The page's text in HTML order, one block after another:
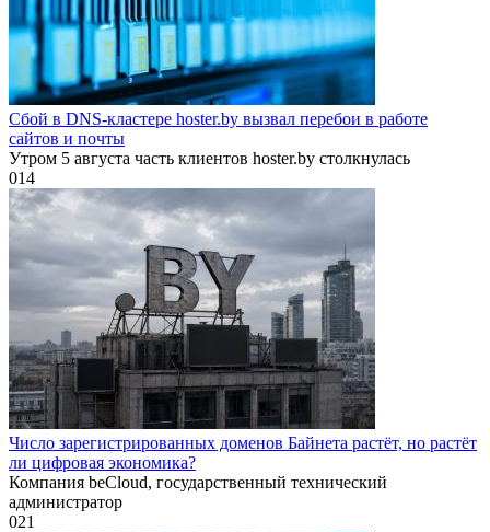
Сбой в DNS-кластере hoster.by вызвал перебои в работе
сайтов и почты
Утром 5 августа часть клиентов hoster.by столкнулась
014
Число зарегистрированных доменов Байнета растёт, но растёт
ли цифровая экономика?
Компания beCloud, государственный технический
администратор
021